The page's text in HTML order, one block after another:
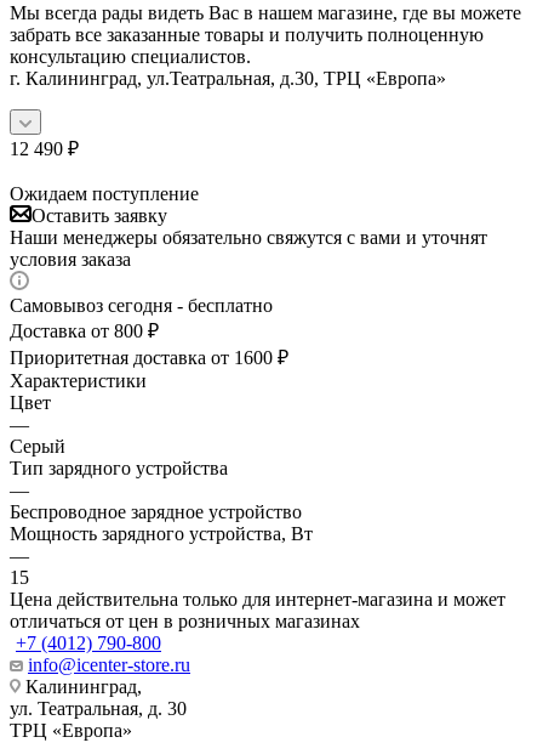
Мы всегда рады видеть Вас в нашем магазине, где вы можете
забрать все заказанные товары и получить полноценную
консультацию специалистов.
г. Калининград, ул.Театральная, д.30, ТРЦ «Европа»
12 490 ₽
Ожидаем поступление
Оставить заявку
Наши менеджеры обязательно свяжутся с вами и уточнят
условия заказа
Самовывоз сегодня - бесплатно
Доставка от 800 ₽
Приоритетная доставка от 1600 ₽
Характеристики
Цвет
—
Серый
Тип зарядного устройства
—
Беспроводное зарядное устройство
Мощность зарядного устройства, Вт
—
15
Цена действительна только для интернет-магазина и может
отличаться от цен в розничных магазинах
+7 (4012) 790-800
info@icenter-store.ru
Калининград,
ул. Театральная, д. 30
ТРЦ «Европа»